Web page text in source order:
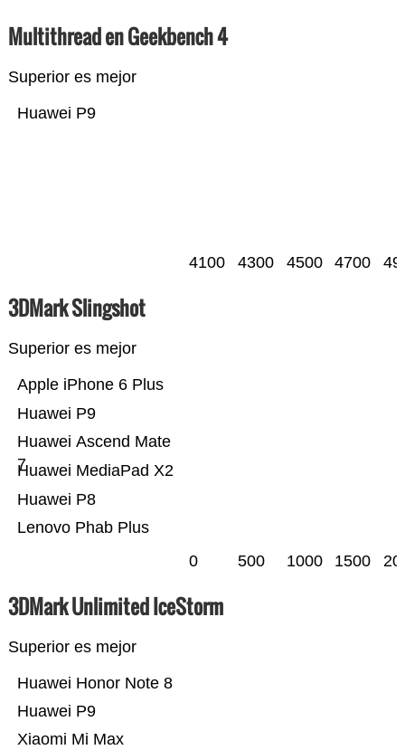
Multithread en Geekbench 4
Superior es mejor
Huawei P9
4100 4300 4500 4700
3DMark Slingshot
Superior es mejor
Lenovo Phab Plus
Huawei P8
Huawei MediaPad X2
Huawei Ascend Mate
7
Huawei P9
Apple iPhone 6 Plus
0 500 1000 1500
3DMark Unlimited IceStorm
Superior es mejor
Xiaomi Mi Max
Huawei P9
Huawei Honor Note 8